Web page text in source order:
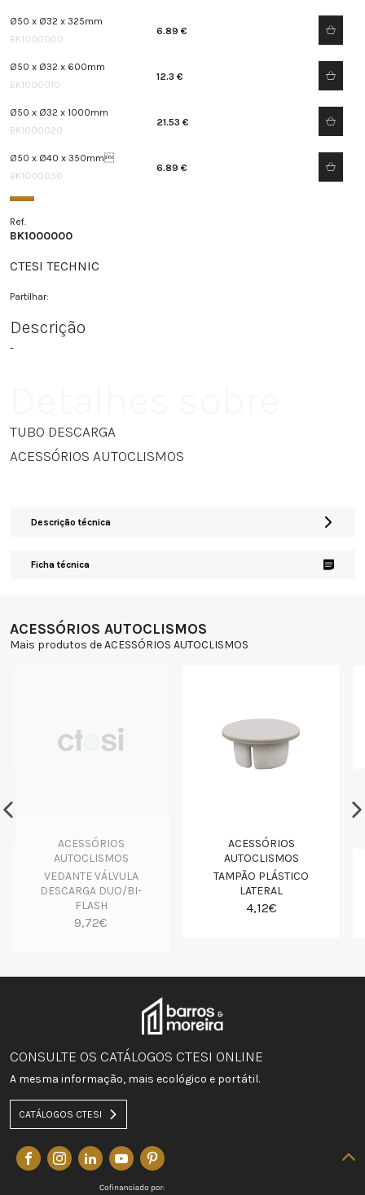
Ø50 x Ø32 x 325mm
BK1000000
6.89 €
Ø50 x Ø32 x 600mm
BK1000010
12.3 €
Ø50 x Ø32 x 1000mm
BK1000020
21.53 €
Ø50 x Ø40 x 350mm
BK1000030
6.89 €
Ref.
BK1000000
CTESI TECHNIC
Partilhar:
Descrição
-
TUBO DESCARGA
ACESSÓRIOS AUTOCLISMOS
Descrição técnica
Ficha técnica
ACESSÓRIOS AUTOCLISMOS
Mais produtos de ACESSÓRIOS AUTOCLISMOS
ACESSÓRIOS
AUTOCLISMOS
VEDANTE VÁLVULA
DESCARGA DUO/BI-
FLASH
9,72€
ACESSÓRIOS
AUTOCLISMOS
TAMPÃO PLÁSTICO
LATERAL
4,12€
CONSULTE OS CATÁLOGOS CTESI ONLINE
A mesma informação, mais ecológico e portátil.
CATÁLOGOS CTESI